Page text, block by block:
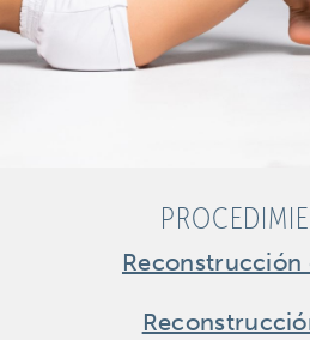
Reconstrucción